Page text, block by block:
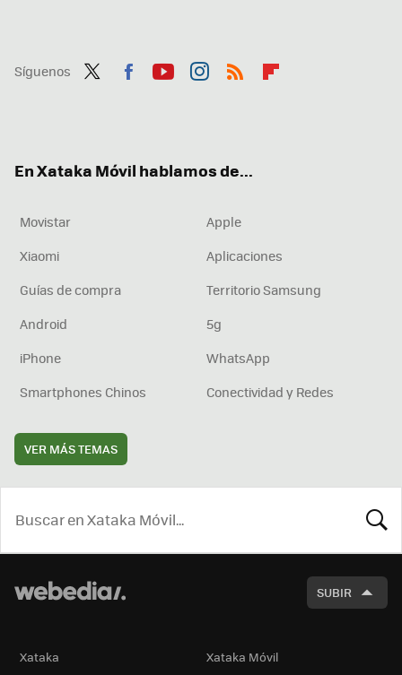
Síguenos
En Xataka Móvil hablamos de...
Movistar
Apple
Xiaomi
Aplicaciones
Guías de compra
Territorio Samsung
Android
5g
iPhone
WhatsApp
Smartphones Chinos
Conectividad y Redes
VER MÁS TEMAS
SUBIR
Xataka Xataka Móvil